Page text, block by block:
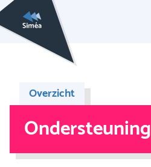
Overzicht
Ondersteuning